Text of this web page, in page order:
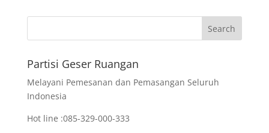
Partisi Geser Ruangan
Melayani Pemesanan dan Pemasangan Seluruh
Indonesia
Hot line :085-329-000-333